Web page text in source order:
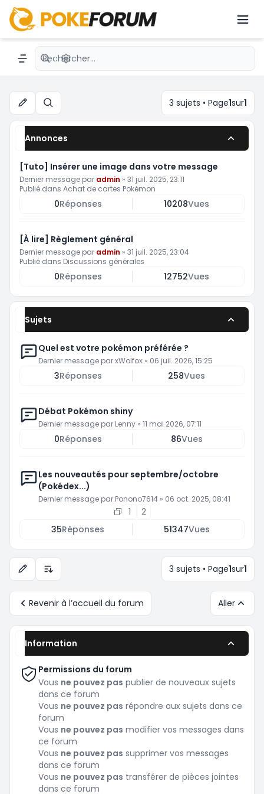
Boîte à idées
Navigation menu
Recherche avancée
Rechercher 3 sujets • Page1sur1
Annonces
[Tuto] Insérer une image dans votre message
Dernier message par admin » 31 juil. 2025, 23:11
Publié dans Achat de cartes Pokémon
0Réponses 10208Vues
[À lire] Règlement général
Dernier message par admin » 31 juil. 2025, 23:04
Publié dans Discussions générales
0Réponses 12752Vues
Sujets
Quel est votre pokémon préférée ?
Dernier message parxWolfox » 06 juil. 2026, 15:25
3Réponses 258Vues
Débat Pokémon shiny
Dernier message par Lenny » 11 mai 2026, 07:11
0Réponses 86Vues
Les nouveautés pour septembre/octobre
(Pokédex...)
Dernier message par Ponono7614 » 06 oct. 2025, 08:41
1
2
35Réponses 51347Vues
Options d’affichage et de tri 3 sujets • Page1sur1
Revenir à l’accueil du forum Aller
Information
Permissions du forum
Vous ne pouvez pas publier de nouveaux sujets
dans ce forum
Vous ne pouvez pas répondre aux sujets dans ce
forum
Vous ne pouvez pas modifier vos messages dans
ce forum
Vous ne pouvez pas supprimer vos messages
dans ce forum
Vous ne pouvez pas transférer de pièces jointes
dans ce forum